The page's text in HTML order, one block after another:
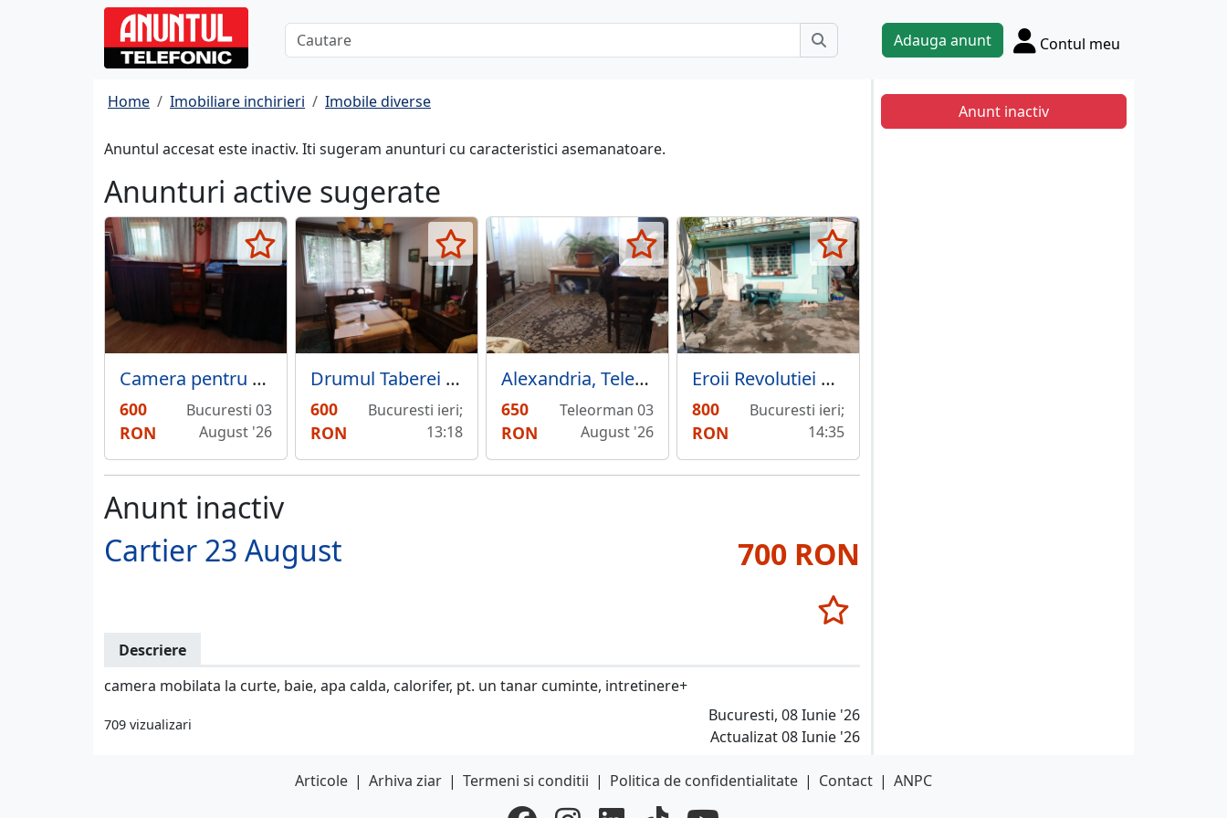
Adauga anunt Contul meu
Home Imobiliare inchirieri Imobile diverse
Anuntul accesat este inactiv. Iti sugeram anunturi cu caracteristici asemanatoare.
Anunturi active sugerate
Camera pentru baieti
600
RON
Bucuresti 03
August '26
Drumul Taberei Parcul Moghioros
600
RON
Bucuresti ieri;
13:18
Alexandria, Teleorman, o camera, particular
650
RON
Teleorman 03
August '26
Eroii Revolutiei metrou- Sos.Giurgiului
800
RON
Bucuresti ieri;
14:35
Anunt inactiv
Cartier 23 August
700 RON
Descriere
camera mobilata la curte, baie, apa calda, calorifer, pt. un tanar cuminte, intretinere+
709 vizualizari
Bucuresti, 08 Iunie '26
Actualizat 08 Iunie '26
Anunt inactiv
Articole | Arhiva ziar | Termeni si conditii | Politica de confidentialitate | Contact | ANPC